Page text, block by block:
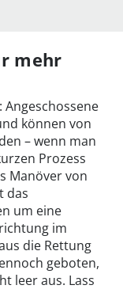
mehr
Angeschossene
können von
– wenn man
Prozess
Manöver von
das
um eine
im
die Rettung
geboten,
leer aus. Lass